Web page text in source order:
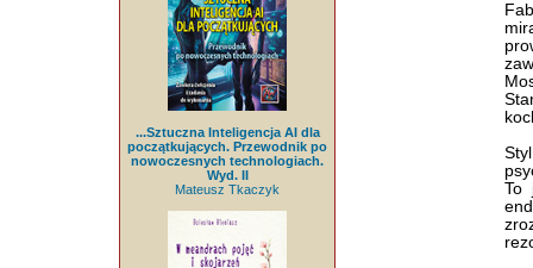
...Sztuczna Inteligencja AI dla
początkujących. Przewodnik po
nowoczesnych technologiach.
Wyd. II
Mateusz Tkaczyk
To